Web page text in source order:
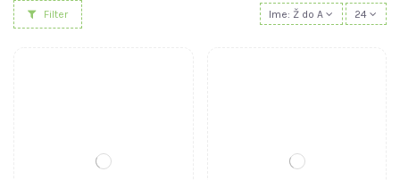
Filter Ime: Ž do A 24